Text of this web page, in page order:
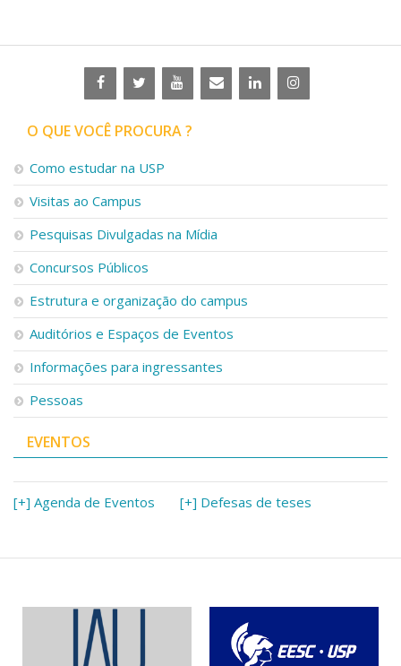
O QUE VOCÊ PROCURA ?
Como estudar na USP
Visitas ao Campus
Pesquisas Divulgadas na Mídia
Concursos Públicos
Estrutura e organização do campus
Auditórios e Espaços de Eventos
Informações para ingressantes
Pessoas
EVENTOS
[+] Agenda de Eventos [+] Defesas de teses